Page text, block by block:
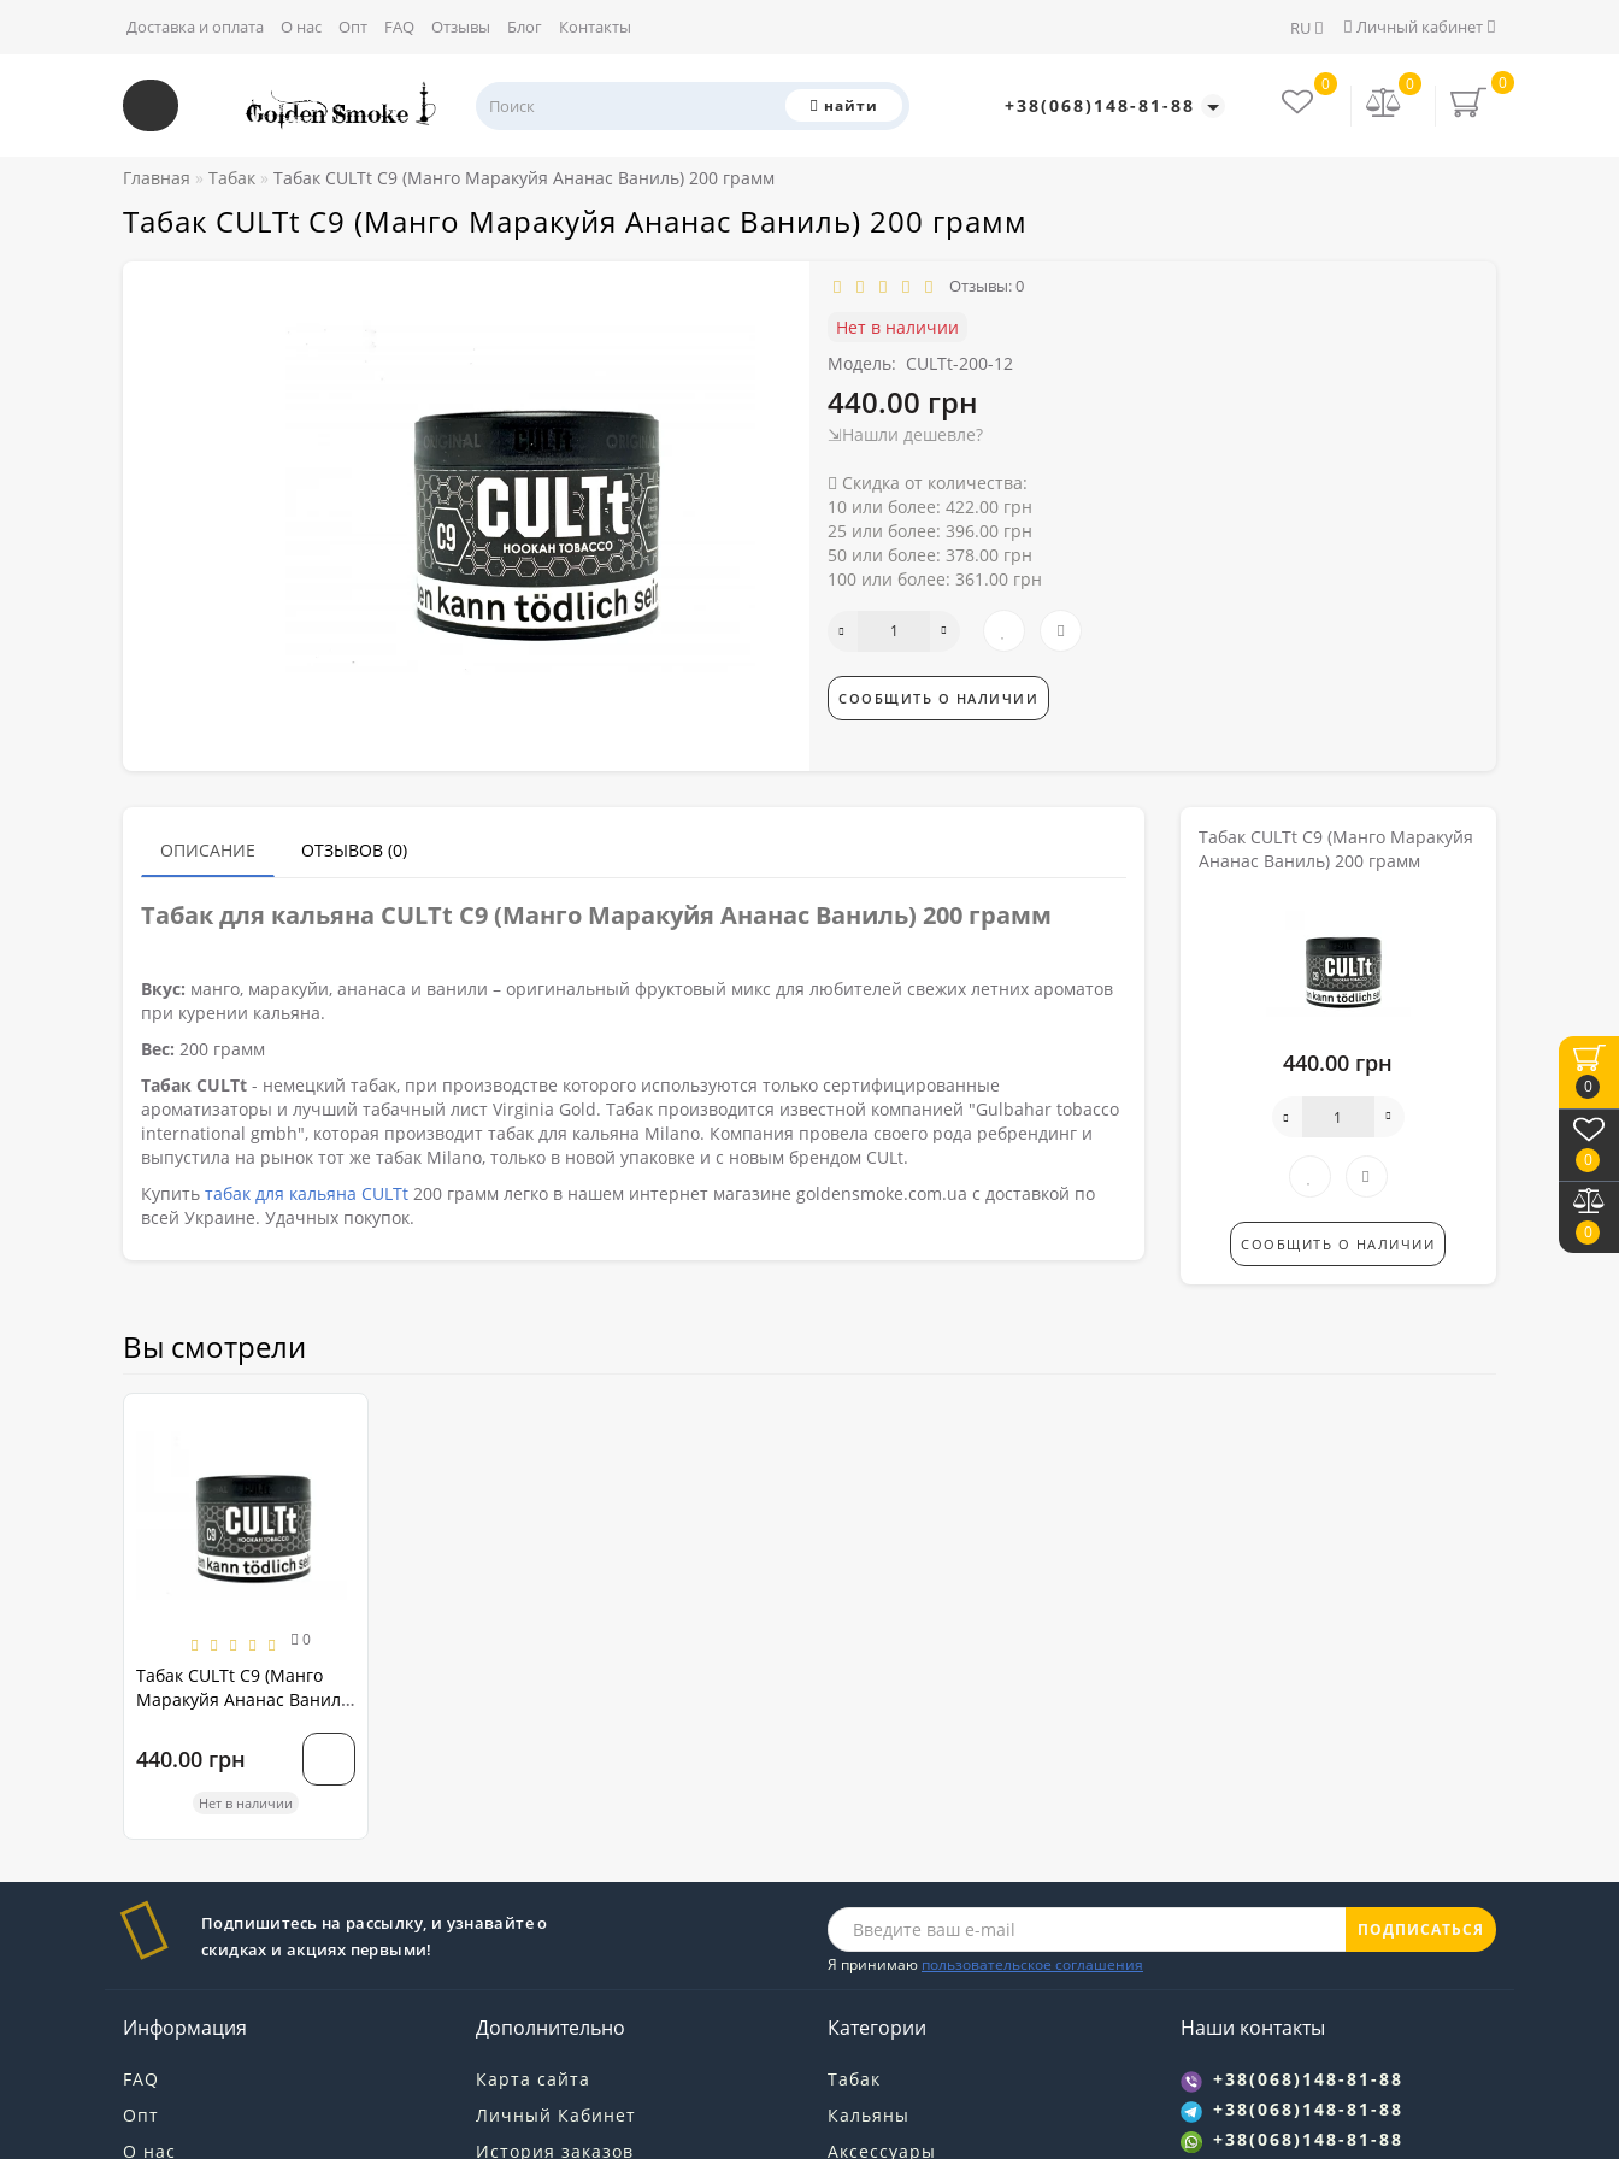
0
0
0
Личный кабинет
RU
Доставка и оплата О нас Опт FAQ Отзывы Блог Контакты
найти +38(068)148-81-88
0
0
0
Главная Табак Табак CULTt C9 (Манго Маракуйя Ананас Ваниль) 200 грамм
Табак CULTt C9 (Манго Маракуйя Ананас Ваниль) 200 грамм
Отзывы: 0
Нет в наличии
Модель: CULTt-200-12
440.00 грн
⇲Нашли дешевле?
Скидка от количества:
10 или более: 422.00 грн
25 или более: 396.00 грн
50 или более: 378.00 грн
100 или более: 361.00 грн
СООБЩИТЬ О НАЛИЧИИ
ОПИСАНИЕ ОТЗЫВОВ (0)
Табак для кальяна CULTt C9 (Манго Маракуйя Ананас Ваниль) 200 грамм
Вкус: манго, маракуйи, ананаса и ванили – оригинальный фруктовый микс для любителей свежих летних ароматов
при курении кальяна.
Вес: 200 грамм
Табак CULTt - немецкий табак, при производстве которого используются только сертифицированные
ароматизаторы и лучший табачный лист Virginia Gold. Табак производится известной компанией "Gulbahar tobacco
international gmbh", которая производит табак для кальяна Milano. Компания провела своего рода ребрендинг и
выпустила на рынок тот же табак Milano, только в новой упаковке и с новым брендом CULt.
Купить табак для кальяна CULTt 200 грамм легко в нашем интернет магазине goldensmoke.com.ua с доставкой по
всей Украине. Удачных покупок.
Табак CULTt C9 (Манго Маракуйя
Ананас Ваниль) 200 грамм
440.00 грн
СООБЩИТЬ О НАЛИЧИИ
Вы смотрели
0
Табак CULTt C9 (Манго
Маракуйя Ананас Ваниль)
440.00 грн
Нет в наличии
Подпишитесь на рассылку, и узнавайте о
скидках и акциях первыми!
ПОДПИСАТЬСЯ
Я принимаю пользовательское соглашения
Информация
FAQ
Опт
О нас
Дополнительно
Карта сайта
Личный Кабинет
История заказов
Категории
Табак
Кальяны
Аксессуары
Наши контакты
+38(068)148-81-88
+38(068)148-81-88
+38(068)148-81-88